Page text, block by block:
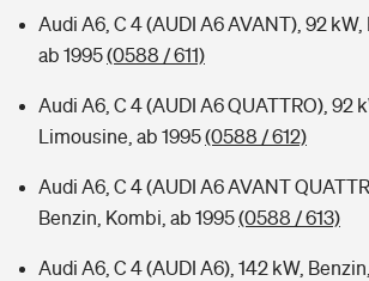
Audi A6, C 4 (AUDI A6 AVANT), 92 kW,
ab 1995(0588 / 611)
Audi A6, C 4 (AUDI A6 QUATTRO), 92
Limousine, ab 1995(0588 / 612)
Audi A6, C 4 (AUDI A6 AVANT
Benzin, Kombi, ab 1995(0588 / 613)
Audi A6, C 4 (AUDI A6), 142 kW,